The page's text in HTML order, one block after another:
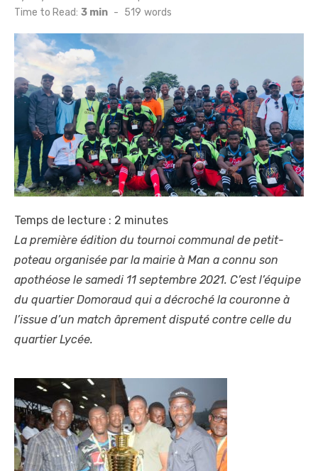
Time to Read: 3 min - 519 words
Temps de lecture : 2 minutes
La première édition du tournoi communal de petit-
poteau organisée par la mairie à Man a connu son
apothéose le samedi 11 septembre 2021. C’est l’équipe
du quartier Domoraud qui a décroché la couronne à
l’issue d’un match âprement disputé contre celle du
quartier Lycée.